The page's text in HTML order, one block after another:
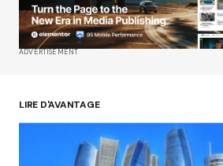
Your E-mail*
Submit Comment
ADVERTISEMENT
LIRE D'AVANTAGE